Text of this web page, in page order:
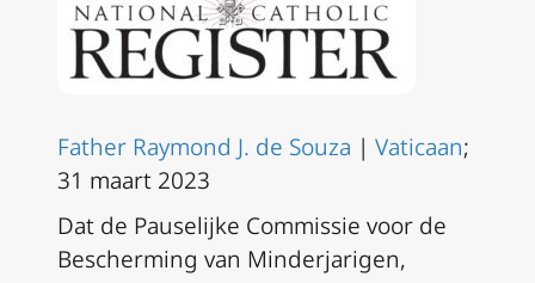
Father Raymond J. de Souza | Vaticaan;
31 maart 2023
Dat de Pauselijke Commissie voor de
Bescherming van Minderjarigen,